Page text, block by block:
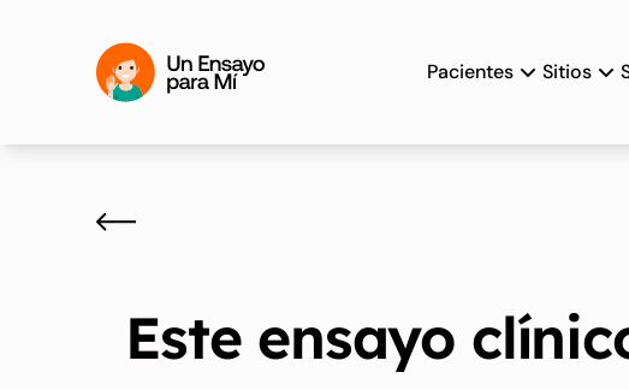
Pacientes Sitios
Este ensayo